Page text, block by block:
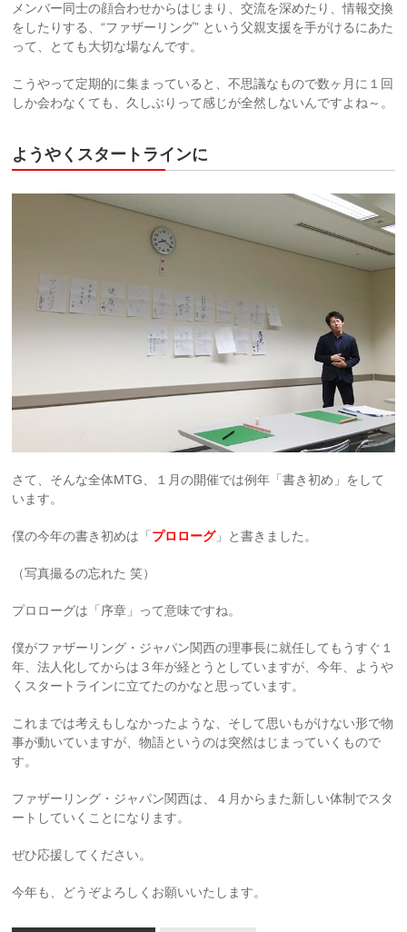
メンバー同士の顔合わせからはじまり、交流を深めたり、情報交換
をしたりする、“ファザーリング” という父親支援を手がけるにあた
って、とても大切な場なんです。
こうやって定期的に集まっていると、不思議なもので数ヶ月に１回
しか会わなくても、久しぶりって感じが全然しないんですよね～。
ようやくスタートラインに
さて、そんな全体MTG、１月の開催では例年「書き初め」をして
います。
僕の今年の書き初めは「 プロローグ」と書きました。
（写真撮るの忘れた 笑）
プロローグは「序章」って意味ですね。
僕がファザーリング・ジャパン関西の理事長に就任してもうすぐ１
年、法人化してからは３年が経とうとしていますが、今年、ようや
くスタートラインに立てたのかなと思っています。
これまでは考えもしなかったような、そして思いもがけない形で物
事が動いていますが、物語というのは突然はじまっていくもので
す。
ファザーリング・ジャパン関西は、４月からまた新しい体制でスタ
ートしていくことになります。
ぜひ応援してください。
今年も、どうぞよろしくお願いいたします。